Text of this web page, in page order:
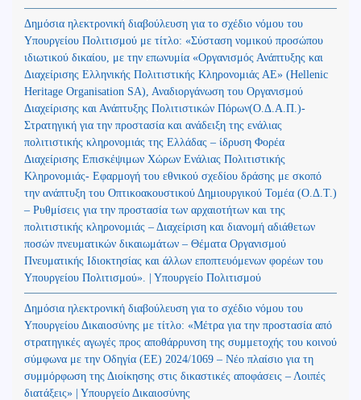
Δημόσια ηλεκτρονική διαβούλευση για το σχέδιο νόμου του
Υπουργείου Πολιτισμού με τίτλο: «Σύσταση νομικού προσώπου
ιδιωτικού δικαίου, με την επωνυμία «Οργανισμός Ανάπτυξης και
Διαχείρισης Ελληνικής Πολιτιστικής Κληρονομιάς ΑΕ» (Hellenic
Heritage Organisation SA), Αναδιοργάνωση του Οργανισμού
Διαχείρισης και Ανάπτυξης Πολιτιστικών Πόρων(Ο.Δ.Α.Π.)-
Στρατηγική για την προστασία και ανάδειξη της ενάλιας
πολιτιστικής κληρονομιάς της Ελλάδας – ίδρυση Φορέα
Διαχείρισης Επισκέψιμων Χώρων Ενάλιας Πολιτιστικής
Κληρονομιάς- Εφαρμογή του εθνικού σχεδίου δράσης με σκοπό
την ανάπτυξη του Οπτικοακουστικού Δημιουργικού Τομέα (Ο.Δ.Τ.)
– Ρυθμίσεις για την προστασία των αρχαιοτήτων και της
πολιτιστικής κληρονομιάς – Διαχείριση και διανομή αδιάθετων
ποσών πνευματικών δικαιωμάτων – Θέματα Οργανισμού
Πνευματικής Ιδιοκτησίας και άλλων εποπτευόμενων φορέων του
Υπουργείου Πολιτισμού». | Υπουργείο Πολιτισμού
Δημόσια ηλεκτρονική διαβούλευση για το σχέδιο νόμου του
Υπουργείου Δικαιοσύνης με τίτλο: «Μέτρα για την προστασία από
στρατηγικές αγωγές προς αποθάρρυνση της συμμετοχής του κοινού
σύμφωνα με την Οδηγία (ΕΕ) 2024/1069 – Νέο πλαίσιο για τη
συμμόρφωση της Διοίκησης στις δικαστικές αποφάσεις – Λοιπές
διατάξεις» | Υπουργείο Δικαιοσύνης